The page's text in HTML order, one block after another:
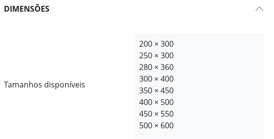
DIMENSÕES
Tamanhos disponíveis
200 × 300
250 × 300
280 × 360
300 × 400
350 × 450
400 × 500
450 × 550
500 × 600